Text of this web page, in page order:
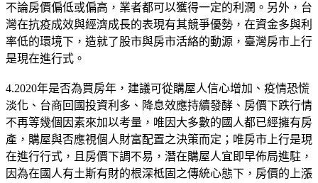
不論房價偏低或偏高，業者都可以獲得一定的利潤。另外，台
灣在抗疫成效與經濟成長的表現有其競爭優勢，在資金多與利
率低的環境下，造就了股市與房市活絡的動源，臺灣房市上行
是現在進行式。
4.2020年是否為買房年，建議可從購屋人信心增加、疫情恐慌
淡化、台商回國投資利多、降息效應持續發酵、房價下跌行情
不再等幾個因素來加以考量，唯因大多數的國人都已經擁有房
產，購屋與否應視個人財富配置之決策而定；唯房市上行是現
在進行行式，且房價下調不易，潛在購屋人宜即早佈局進駐，
因為在國人有土斯有財的根深柢固之傳統心態下，房價的上漲